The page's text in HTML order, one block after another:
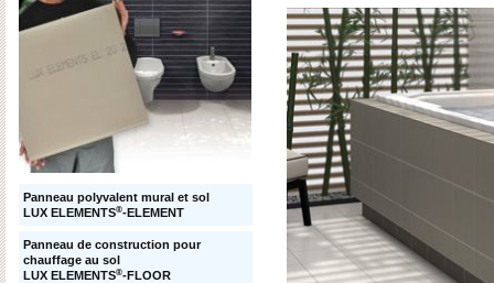
Panneau polyvalent mural et sol
LUX ELEMENTS®-ELEMENT
Panneau de construction pour
chauffage au sol
LUX ELEMENTS®-FLOOR